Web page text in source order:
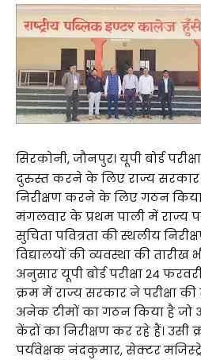
सिरकोनी, जौनपुर। यूपी बोर्ड
दुरुस्त करने के लिए राज्य सरकार
निरीक्षण करने के लिए गठन
मंगलवार के प्रथम पाली में राज्य
सुचिता पवित्रता की स्थलीय
विद्यालयों की व्यवस्था की तारीख
अनुसार यूपी बोर्ड परीक्षा 24
क्रम में राज्य सरकार ने परीक्षा
अनेक टीमों का गठन किया है
केंद्रों का निरीक्षण कर रहे हैं।
पर्यवेक्षक नंदकुमार, सेक्टर